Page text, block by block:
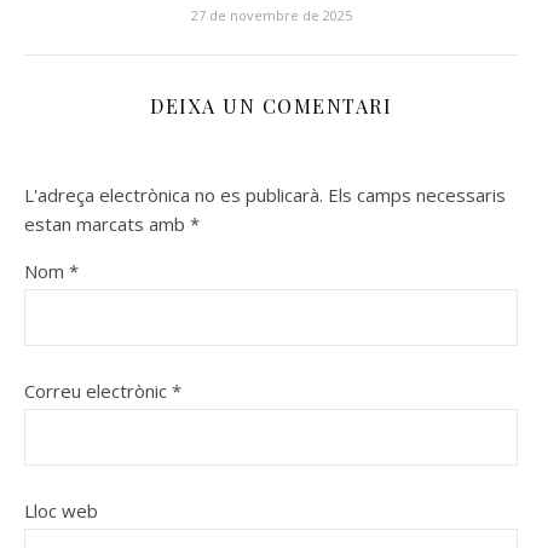
27 de novembre de 2025
DEIXA UN COMENTARI
L'adreça electrònica no es publicarà. Els camps necessaris
estan marcats amb *
Nom *
Correu electrònic *
Lloc web